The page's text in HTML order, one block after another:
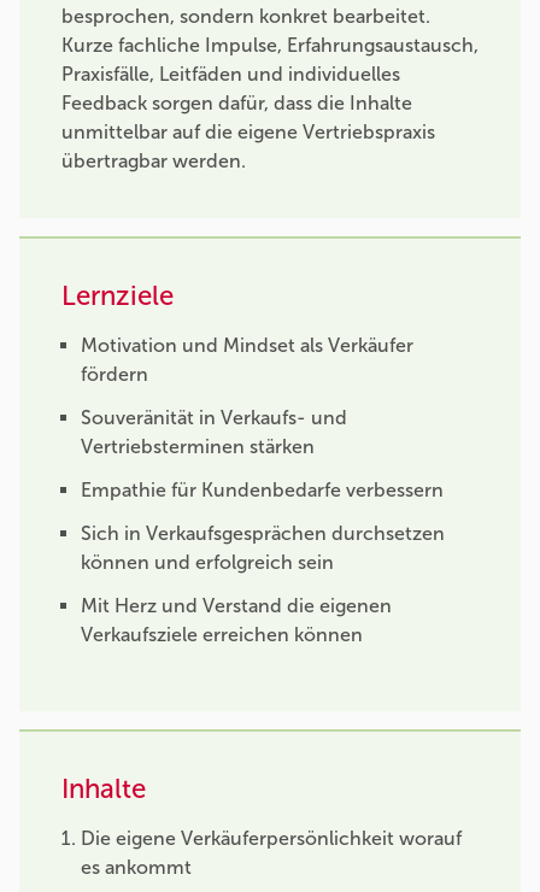
besprochen, sondern konkret bearbeitet.
Kurze fachliche Impulse, Erfahrungsaustausch,
Praxisfälle, Leitfäden und individuelles
Feedback sorgen dafür, dass die Inhalte
unmittelbar auf die eigene Vertriebspraxis
übertragbar werden.
Lernziele
Motivation und Mindset als Verkäufer
fördern
Souveränität in Verkaufs- und
Vertriebsterminen stärken
Empathie für Kundenbedarfe verbessern
Sich in Verkaufsgesprächen durchsetzen
können und erfolgreich sein
Mit Herz und Verstand die eigenen
Verkaufsziele erreichen können
Inhalte
Die eigene Verkäuferpersönlichkeit worauf
es ankommt